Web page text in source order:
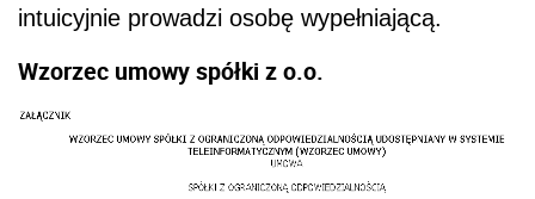
intuicyjnie prowadzi osobę wypełniającą.
Wzorzec umowy spółki z o.o.